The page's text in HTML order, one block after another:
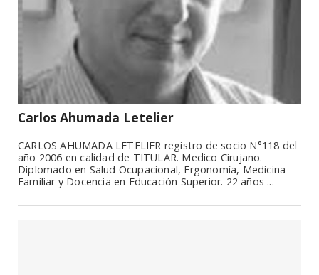
Carlos Ahumada Letelier
CARLOS AHUMADA LETELIER registro de socio N°118 del
año 2006 en calidad de TITULAR. Medico Cirujano.
Diplomado en Salud Ocupacional, Ergonomía, Medicina
Familiar y Docencia en Educación Superior. 22 años ...